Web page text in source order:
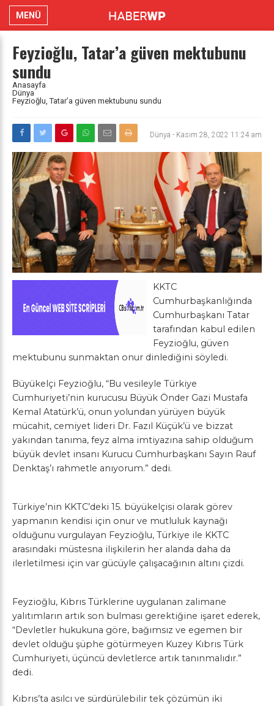
MENÜ
Feyzioğlu, Tatar’a güven mektubunu
sundu
Anasayfa
Dünya
Feyzioğlu, Tatar’a güven mektubunu sundu
Dünya - Kasım 28, 2022 11:24 am
KKTC
Cumhurbaşkanlığında
Cumhurbaşkanı Tatar
tarafından kabul edilen
Feyzioğlu, güven
mektubunu sunmaktan onur dinlediğini söyledi.
Büyükelçi Feyzioğlu, “Bu vesileyle Türkiye
Cumhuriyeti’nin kurucusu Büyük Önder Gazi Mustafa
Kemal Atatürk’ü, onun yolundan yürüyen büyük
mücahit, cemiyet lideri Dr. Fazıl Küçük’ü ve bizzat
yakından tanıma, feyz alma imtiyazına sahip olduğum
büyük devlet insanı Kurucu Cumhurbaşkanı Sayın Rauf
Denktaş’ı rahmetle anıyorum.” dedi.
Türkiye’nin KKTC’deki 15. büyükelçisi olarak görev
yapmanın kendisi için onur ve mutluluk kaynağı
olduğunu vurgulayan Feyzioğlu, Türkiye ile KKTC
arasındaki müstesna ilişkilerin her alanda daha da
ilerletilmesi için var gücüyle çalışacağının altını çizdi.
Feyzioğlu, Kıbrıs Türklerine uygulanan zalimane
yalıtımların artık son bulması gerektiğine işaret ederek,
“Devletler hukukuna göre, bağımsız ve egemen bir
devlet olduğu şüphe götürmeyen Kuzey Kıbrıs Türk
Cumhuriyeti, üçüncü devletlerce artık tanınmalıdır.”
dedi.
Kıbrıs’ta asılcı ve sürdürülebilir tek çözümün iki